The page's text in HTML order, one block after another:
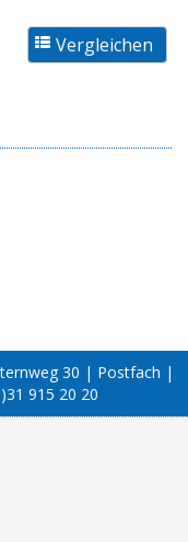
30 | Postfach |
915 20 20